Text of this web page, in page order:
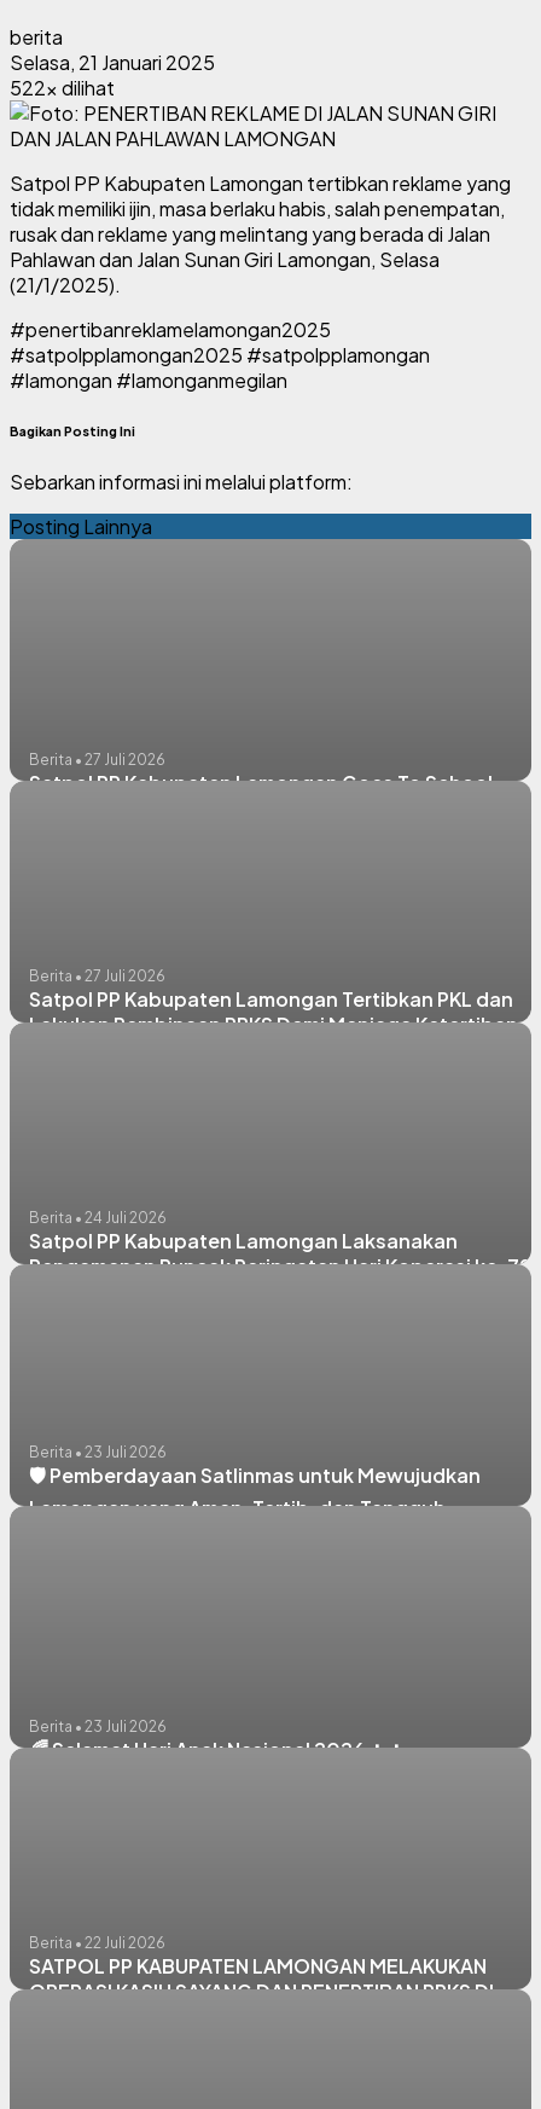
berita
Selasa, 21 Januari 2025
522x dilihat
Satpol PP Kabupaten Lamongan tertibkan reklame yang
tidak memiliki ijin, masa berlaku habis, salah penempatan,
rusak dan reklame yang melintang yang berada di Jalan
Pahlawan dan Jalan Sunan Giri Lamongan, Selasa
(21/1/2025).
#penertibanreklamelamongan2025
#satpolpplamongan2025 #satpolpplamongan
#lamongan #lamonganmegilan
Bagikan Posting Ini
Sebarkan informasi ini melalui platform:
Posting Lainnya
Berita • 27 Juli 2026
Satpol PP Kabupaten Lamongan Goes To School
Berita • 27 Juli 2026
Satpol PP Kabupaten Lamongan Tertibkan PKL dan
Lakukan Pembinaan PPKS Demi Menjaga Ketertiban
Berita • 24 Juli 2026
Satpol PP Kabupaten Lamongan Laksanakan
Pengamanan Puncak Peringatan Hari Koperasi ke-79
Berita • 23 Juli 2026
🛡️ Pemberdayaan Satlinmas untuk Mewujudkan
Lamongan yang Aman, Tertib, dan Tangguh
Berita • 23 Juli 2026
🌈 Selamat Hari Anak Nasional 2026 👧👦
Berita • 22 Juli 2026
SATPOL PP KABUPATEN LAMONGAN MELAKUKAN
OPERASI KASIH SAYANG DAN PENERTIBAN PPKS DI